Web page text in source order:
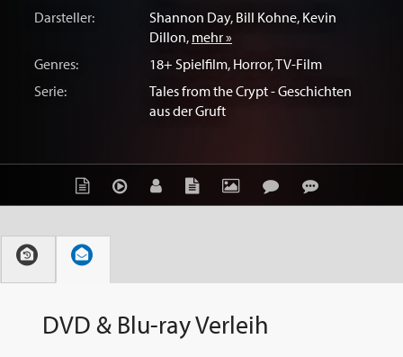
Darsteller:
Shannon Day, Bill Kohne, Kevin
Dillon, mehr »
Genres:
18+ Spielfilm, Horror,TV-Film
Serie:
Tales from the Crypt - Geschichten
aus der Gruft
DVD & Blu-ray Verleih